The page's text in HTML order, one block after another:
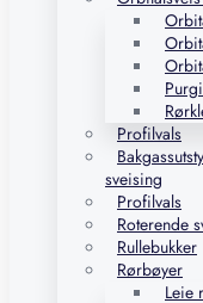
Profilvals
sveising
Profilvals
Roterende
Rullebukker
Rørbøyer
Leie